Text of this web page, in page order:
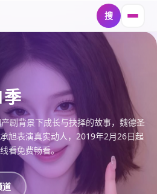
搜
国产免费观看
季
产剧背景下成长与抉择的故事，魏德圣
旭表演真实动人，2019年2月26日起
看免费畅看。
道